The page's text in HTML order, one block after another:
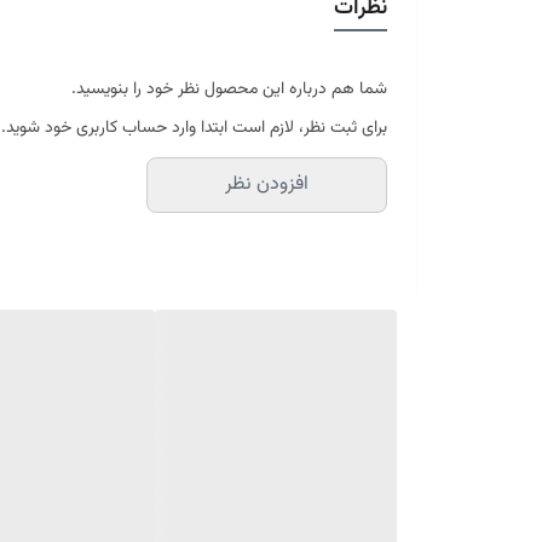
موجود در سایز بندی : 4 ، 6 ، 9 ، 12 متری ( قابل سفارش در ابعاد دلخواه-سایز غیر استاندارد)
ابعاد 6 متری : 200*300 سانتیمتر
ابعاد 9 متری : 250*350 سانتیمتر
ابعاد 12 متری : 300*400 سانتیمتر
ارسال کالای خواب متین تا کمتر از 30 روز کاری آینده
نظرات
شما هم درباره این محصول نظر خود را بنویسید.
برای ثبت نظر، لازم است ابتدا وارد حساب کاربری خود شوید.
افزودن نظر